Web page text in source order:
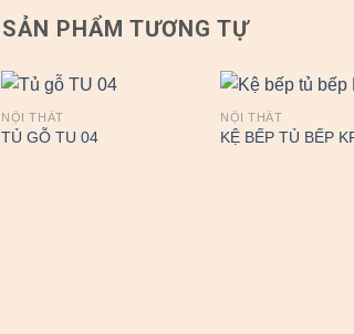
SẢN PHẨM TƯƠNG TỰ
NỘI THẤT
TỦ GỖ TU 04
NỘI THẤT
KỆ BẾP TỦ BẾP